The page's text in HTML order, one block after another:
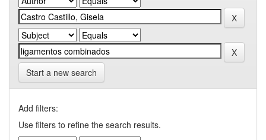
Start a new search
Add filters:
Use filters to refine the search results.